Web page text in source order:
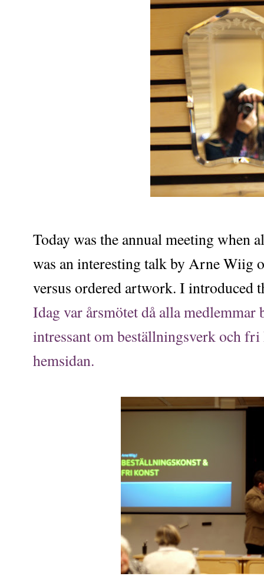
Today was the annual meeting when
was an interesting talk by Arne Wiig
versus ordered artwork. I introduced
Idag var årsmötet då alla
intressant om beställningsverk och fri
hemsidan.